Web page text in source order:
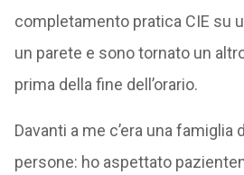
completamento pratica CIE su
un parete e sono tornato un
prima della fine dell’orario.
Davanti a me c’era una famiglia
persone: ho aspettato